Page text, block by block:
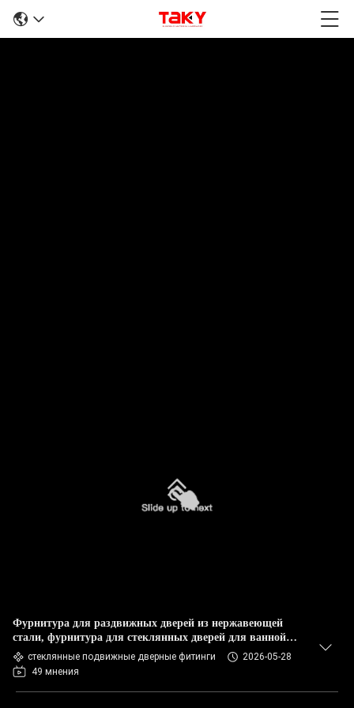
Фурнитура для раздвижных дверей из нержавеющей
стали, фурнитура для стеклянных дверей для ванной
комнаты, системы роликов для стеклянных дверей
стеклянные подвижные дверные фитинги
2026-05-28
49 мнения